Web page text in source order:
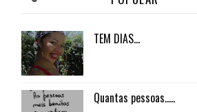
TEM DIAS...
Quantas pessoas.....